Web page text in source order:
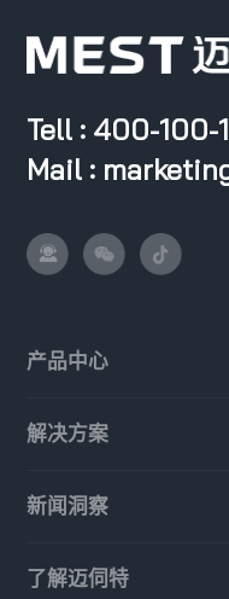
Tell : 400-100-
Mail :
产品中心
解决方案
新闻洞察
了解迈伺特